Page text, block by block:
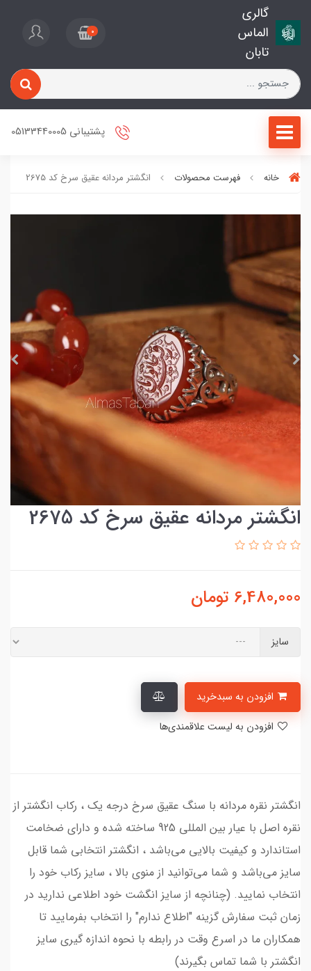
گالری
الماس
تابان
0
پشتیبانی 05133440005
خانه فهرست محصولات انگشتر مردانه عقیق سرخ کد 2675
انگشتر مردانه عقیق سرخ کد 2675
6,480,000 تومان
سایز
انگشتر نقره مردانه با سنگ عقیق سرخ درجه یک ، رکاب انگشتر از
نقره اصل با عیار بین المللی 925 ساخته شده و دارای ضخامت
استاندارد و کیفیت بالایی می‌باشد ، انگشتر انتخابی شما قابل
سایز می‌باشد و شما می‌توانید از منوی بالا ، سایز رکاب خود را
انتخاب نمایید. (چنانچه از سایز انگشت خود اطلاعی ندارید در
زمان ثبت سفارش گزینه "اطلاع ندارم" را انتخاب بفرمایید تا
همکاران ما در اسرع وقت در رابطه با نحوه اندازه گیری سایز
انگشتر با شما تماس بگیرند)